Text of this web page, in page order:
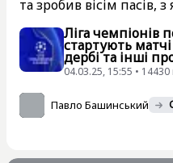
та зробив вісім пасів,
Ліга чемпіонів
стартують
дербі та інші
04.03.25, 15:55 •
Павло Башинський